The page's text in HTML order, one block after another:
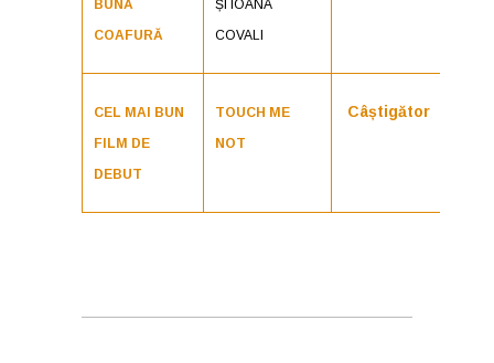
BUNĂ
COAFURĂ
ȘI IOANA
COVALI
CEL MAI BUN
FILM DE
DEBUT
TOUCH ME
NOT
Câștigător